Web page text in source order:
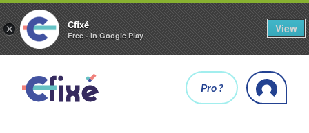
× Cfixé
Free - In Google Play
View
Pro ?